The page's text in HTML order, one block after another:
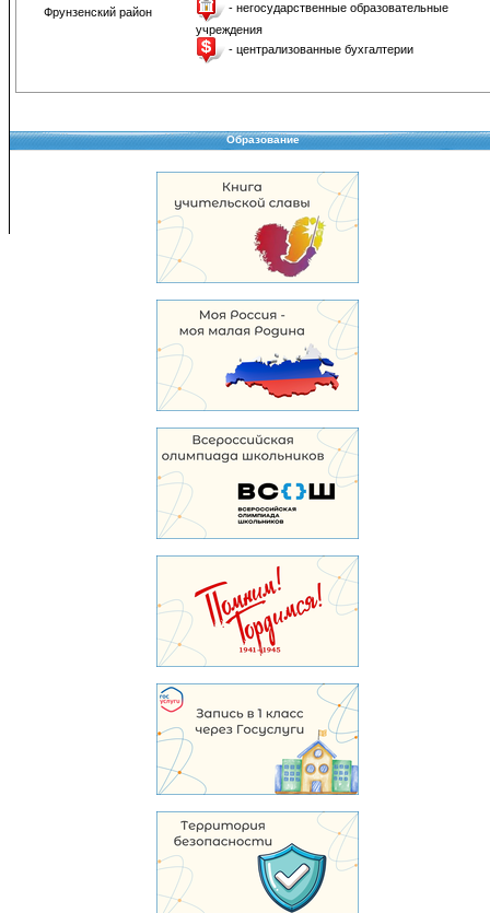
Фрунзенский район
- негосударственные образовательные
учреждения
- централизованные бухгалтерии
Образование
Copyright © 2008-2026 Управление образования
Перепечатка и использование материалов возможны только с разрешения
образования.
103,969,878 уникальных посетителей